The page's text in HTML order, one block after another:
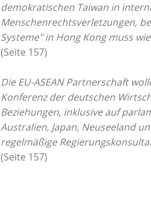
demokratischen Taiwan in
Menschenrechtsverletzungen,
Systeme" in Hong Kong muss
(Seite 157)
Die EU-ASEAN Partnerschaft
Konferenz der deutschen
Beziehungen, inklusive auf
Australien, Japan, Neuseeland
regelmäßige
(Seite 157)